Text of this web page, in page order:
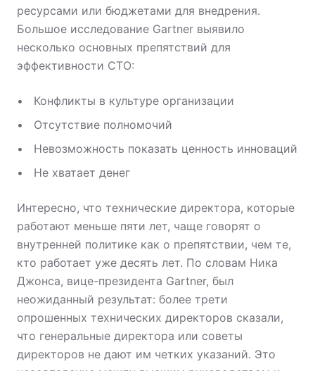
ресурсами или бюджетами для внедрения.
Большое исследование Gartner выявило
несколько основных препятствий для
эффективности CTO:
Конфликты в культуре организации
Отсутствие полномочий
Невозможность показать ценность инноваций
Не хватает денег
Интересно, что технические директора, которые
работают меньше пяти лет, чаще говорят о
внутренней политике как о препятствии, чем те,
кто работает уже десять лет. По словам Ника
Джонса, вице-президента Gartner, был
неожиданный результат: более трети
опрошенных технических директоров сказали,
что генеральные директора или советы
директоров не дают им четких указаний. Это